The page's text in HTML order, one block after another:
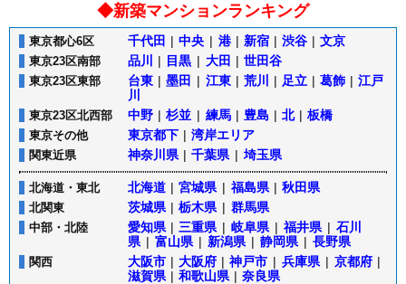
◆新築マンションランキング
東京都心6区 千代田 | 中央 | 港 | 新宿 | 渋谷 | 文京
東京23区南部 品川 | 目黒 | 大田 | 世田谷
東京23区東部 台東 | 墨田 | 江東 | 荒川 | 足立 | 葛飾 | 江戸
川
東京23区北西部 中野 | 杉並 | 練馬 | 豊島 | 北 | 板橋
東京その他 東京都下 | 湾岸エリア
関東近県 神奈川県 | 千葉県 | 埼玉県
北海道・東北 北海道 | 宮城県 | 福島県 | 秋田県
北関東 茨城県 | 栃木県 | 群馬県
中部・北陸 愛知県 | 三重県 | 岐阜県 | 福井県 | 石川
県 | 富山県 | 新潟県 | 静岡県 | 長野県
関西 大阪市 | 大阪府 | 神戸市 | 兵庫県 | 京都府 |
滋賀県 | 和歌山県 | 奈良県